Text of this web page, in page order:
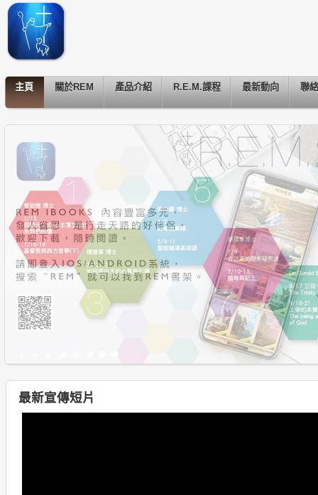
主頁 關於REM 產品介紹 R.E.M.課程 最新動向 聯
最新宣傳短片